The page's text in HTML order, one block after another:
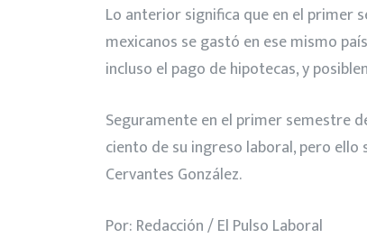
Lo anterior significa que en el primer
mexicanos se gastó en ese mismo
incluso el pago de hipotecas, y
Seguramente en el primer semestre
ciento de su ingreso laboral, pero
Cervantes González.
Por: Redacción / El Pulso Laboral